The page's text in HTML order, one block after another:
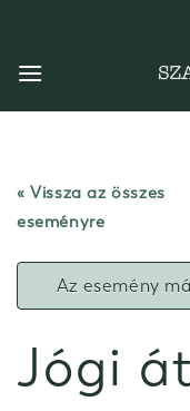
content
« Vissza az összes
eseményre
Az esemény
Jógi